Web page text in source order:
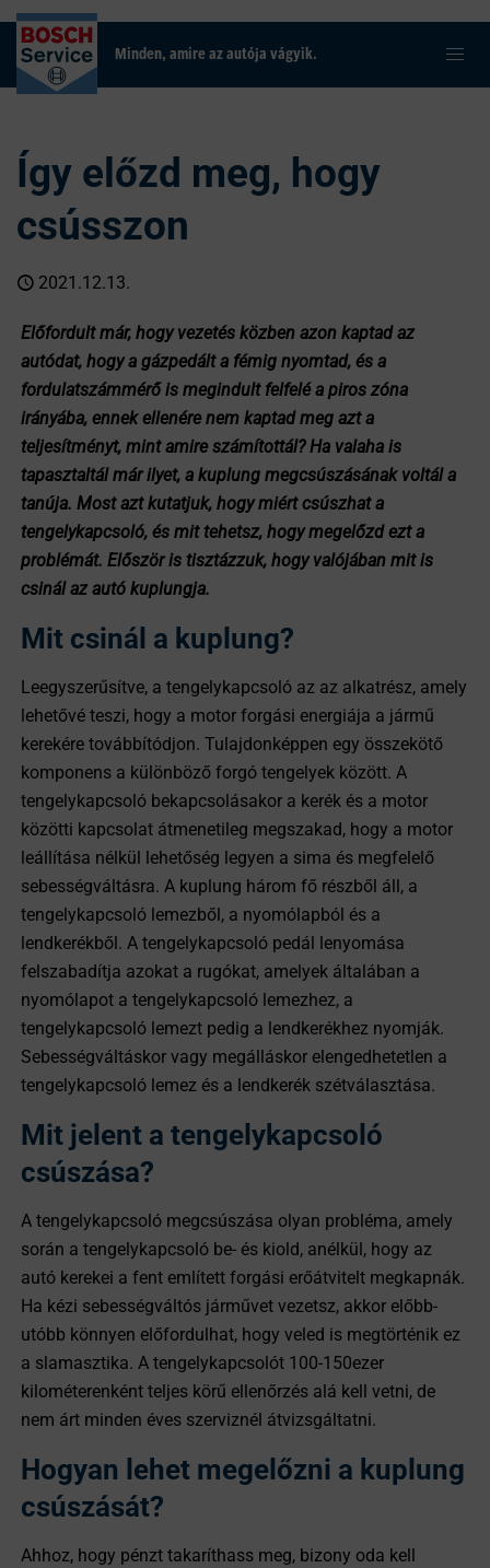
Minden, amire az autója vágyik.
Így előzd meg, hogy
csússzon
2021.12.13.
Előfordult már, hogy vezetés közben azon kaptad az
autódat, hogy a gázpedált a fémig nyomtad, és a
fordulatszámmérő is megindult felfelé a piros zóna
irányába, ennek ellenére nem kaptad meg azt a
teljesítményt, mint amire számítottál? Ha valaha is
tapasztaltál már ilyet, a kuplung megcsúszásának voltál a
tanúja. Most azt kutatjuk, hogy miért csúszhat a
tengelykapcsoló, és mit tehetsz, hogy megelőzd ezt a
problémát. Először is tisztázzuk, hogy valójában mit is
csinál az autó kuplungja.
Mit csinál a kuplung?
Leegyszerűsítve, a tengelykapcsoló az az alkatrész, amely
lehetővé teszi, hogy a motor forgási energiája a jármű
kerekére továbbítódjon. Tulajdonképpen egy összekötő
komponens a különböző forgó tengelyek között. A
tengelykapcsoló bekapcsolásakor a kerék és a motor
közötti kapcsolat átmenetileg megszakad, hogy a motor
leállítása nélkül lehetőség legyen a sima és megfelelő
sebességváltásra. A kuplung három fő részből áll, a
tengelykapcsoló lemezből, a nyomólapból és a
lendkerékből. A tengelykapcsoló pedál lenyomása
felszabadítja azokat a rugókat, amelyek általában a
nyomólapot a tengelykapcsoló lemezhez, a
tengelykapcsoló lemezt pedig a lendkerékhez nyomják.
Sebességváltáskor vagy megálláskor elengedhetetlen a
tengelykapcsoló lemez és a lendkerék szétválasztása.
Mit jelent a tengelykapcsoló
csúszása?
A tengelykapcsoló megcsúszása olyan probléma, amely
során a tengelykapcsoló be- és kiold, anélkül, hogy az
autó kerekei a fent említett forgási erőátvitelt megkapnák.
Ha kézi sebességváltós járművet vezetsz, akkor előbb-
utóbb könnyen előfordulhat, hogy veled is megtörténik ez
a slamasztika. A tengelykapcsolót 100-150ezer
kilométerenként teljes körű ellenőrzés alá kell vetni, de
nem árt minden éves szerviznél átvizsgáltatni.
Hogyan lehet megelőzni a kuplung
csúszását?
Ahhoz, hogy pénzt takaríthass meg, bizony oda kell